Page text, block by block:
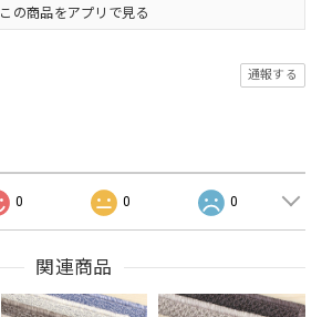
この商品をアプリで見る
通報する
0 0 0
関連商品